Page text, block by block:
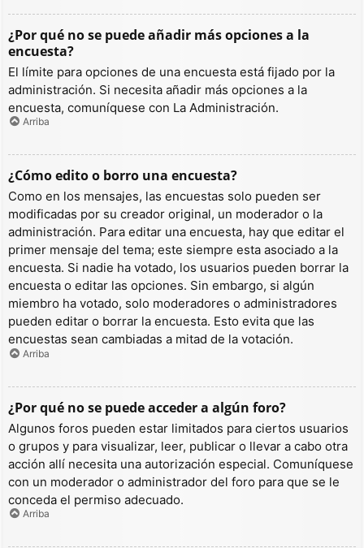
¿Por qué no se puede añadir más opciones a la
encuesta?
El límite para opciones de una encuesta está fijado por la
administración. Si necesita añadir más opciones a la
encuesta, comuníquese con La Administración.
Arriba
¿Cómo edito o borro una encuesta?
Como en los mensajes, las encuestas solo pueden ser
modificadas por su creador original, un moderador o la
administración. Para editar una encuesta, hay que editar el
primer mensaje del tema; este siempre esta asociado a la
encuesta. Si nadie ha votado, los usuarios pueden borrar la
encuesta o editar las opciones. Sin embargo, si algún
miembro ha votado, solo moderadores o administradores
pueden editar o borrar la encuesta. Esto evita que las
encuestas sean cambiadas a mitad de la votación.
Arriba
¿Por qué no se puede acceder a algún foro?
Algunos foros pueden estar limitados para ciertos usuarios
o grupos y para visualizar, leer, publicar o llevar a cabo otra
acción allí necesita una autorización especial. Comuníquese
con un moderador o administrador del foro para que se le
conceda el permiso adecuado.
Arriba